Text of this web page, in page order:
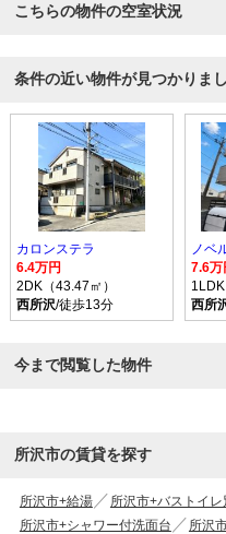
こちらの物件の空室状況
条件の近い物件が見つかりま
カロンステラ
6.4万円
2DK（43.47㎡）
西所沢/徒歩13分
ノベ
7.6万
1LDK
西所
今まで閲覧した物件
所沢市の賃貸を探す
所沢市+給湯 所沢市+バストイレ
所沢市+シャワー付洗面台
所沢